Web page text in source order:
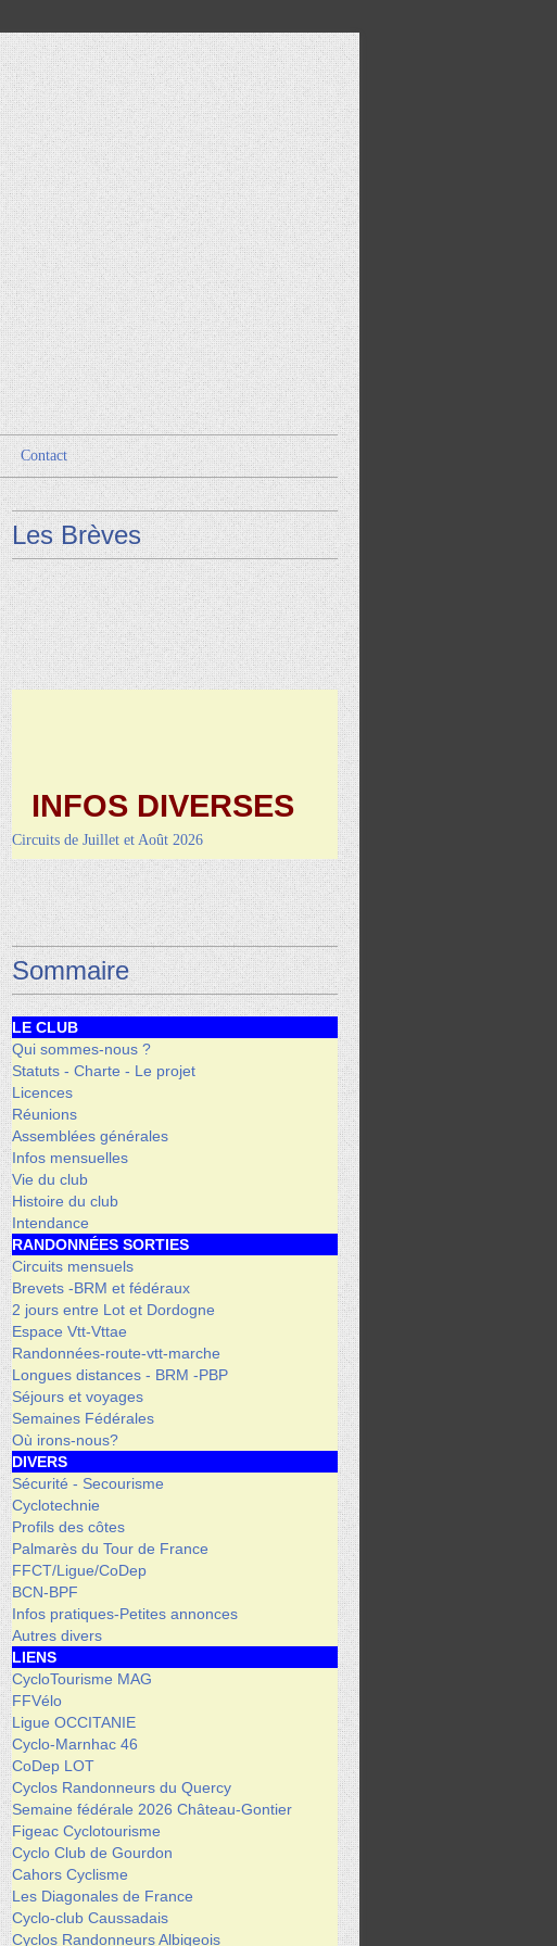
Contact
Les Brèves
INFOS DIVERSES
Vendredi 4 septembre-RANDO/REPAS de Montcuq
Sommaire
LE CLUB
Qui sommes-nous ?
Statuts - Charte - Le projet
Licences
Réunions
Assemblées générales
Infos mensuelles
Vie du club
Histoire du club
Intendance
RANDONNÉES SORTIES
Circuits mensuels
Brevets -BRM et fédéraux
2 jours entre Lot et Dordogne
Espace Vtt-Vttae
Randonnées-route-vtt-marche
Longues distances - BRM -PBP
Séjours et voyages
Semaines Fédérales
Où irons-nous?
DIVERS
Sécurité - Secourisme
Cyclotechnie
Profils des côtes
Palmarès du Tour de France
FFCT/Ligue/CoDep
BCN-BPF
Infos pratiques-Petites annonces
Autres divers
LIENS
CycloTourisme MAG
FFVélo
Ligue OCCITANIE
Cyclo-Marnhac 46
CoDep LOT
Cyclos Randonneurs du Quercy
Semaine fédérale 2026 Château-Gontier
Figeac Cyclotourisme
Cyclo Club de Gourdon
Cahors Cyclisme
Les Diagonales de France
Cyclo-club Caussadais
Cyclos Randonneurs Albigeois